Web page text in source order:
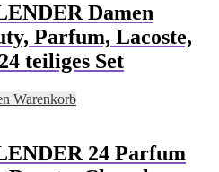
Damen
Parfum, Lacoste,
teiliges Set
Warenkorb
24 Parfum